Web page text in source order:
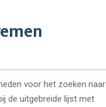
voor het zoeken naar
de uitgebreide lijst met